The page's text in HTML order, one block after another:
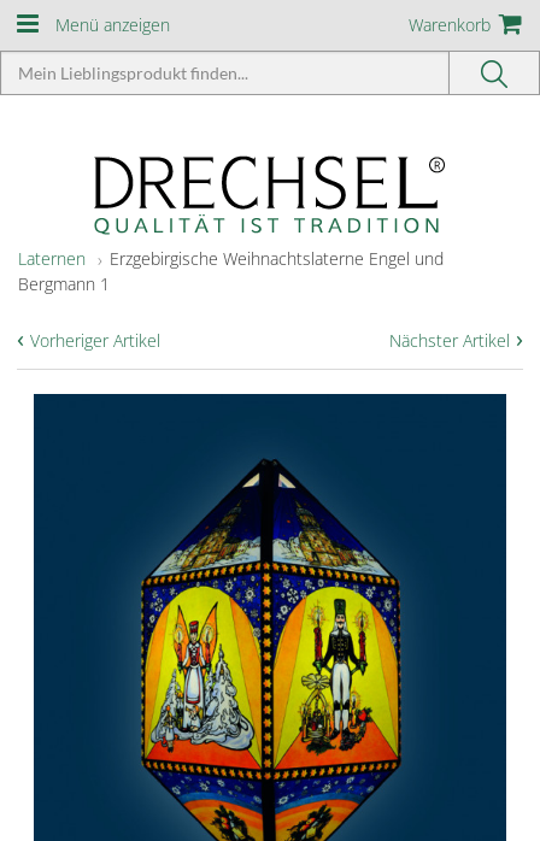
Menü anzeigen Warenkorb
Laternen
Erzgebirgische Weihnachtslaterne Engel und
Bergmann 1
Nächster Artikel ›
‹ Vorheriger Artikel